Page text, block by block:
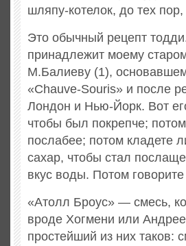
шляпу-котелок, до тех
Это обычный рецепт
принадлежит моему
М.Балиеву (1),
«Chauve-Souris» и после
Лондон и Нью-Йорк. Вот
чтобы был покрепче;
послабее; потом кладете
сахар, чтобы стал
вкус воды. Потом
«Атолл Броус» — смесь,
вроде Хогмени или
простейший из них таков: